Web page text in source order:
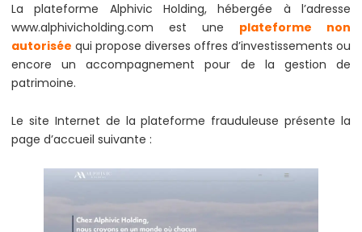
La plateforme Alphivic Holding, hébergée à l’adresse
www.alphivicholding.com est une plateforme non
autorisée qui propose diverses offres d’investissements ou
encore un accompagnement pour de la gestion de
patrimoine.
Le site Internet de la plateforme frauduleuse présente la
page d’accueil suivante :